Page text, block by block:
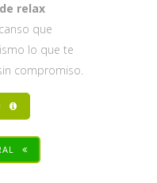
relax
que
lo que te
compromiso.